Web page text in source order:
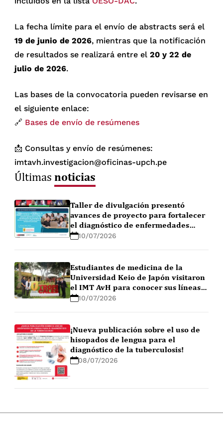
La fecha límite para el envío de abstracts será el
19 de junio de 2026, mientras que la notificación
de resultados se realizará entre el20 y 22 de
julio de 2026.
Las bases de la convocatoria pueden revisarse en
el siguiente enlace:
🔗 Bases de envío de resúmenes
📩 Consultas y envío de resúmenes:
imtavh.investigacion@oficinas-upch.pe
Últimasnoticias
Taller de divulgación presentó
avances de proyecto para fortalecer
el diagnóstico de enfermedades
febriles en la Amazonía peruana
10/07/2026
Estudiantes de medicina de la
Universidad Keio de Japón visitaron
el IMT AvH para conocer sus líneas
de investigación
10/07/2026
¡Nueva publicación sobre el uso de
hisopados de lengua para el
diagnóstico de la tuberculosis!
08/07/2026